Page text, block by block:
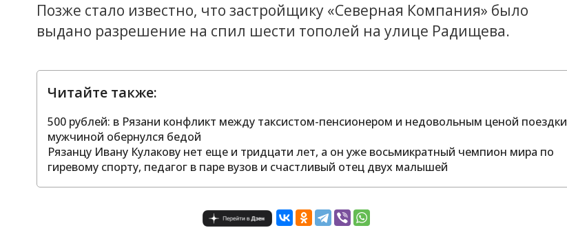
Позже стало известно, что застройщику «Северная Компания» было
выдано разрешение на спил шести тополей на улице Радищева.
Читайте также:
500 рублей: в Рязани конфликт между таксистом-пенсионером и недовольным ценой поездки
мужчиной обернулся бедой
Рязанцу Ивану Кулакову нет еще и тридцати лет, а он уже восьмикратный чемпион мира по
гиревому спорту, педагог в паре вузов и счастливый отец двух малышей